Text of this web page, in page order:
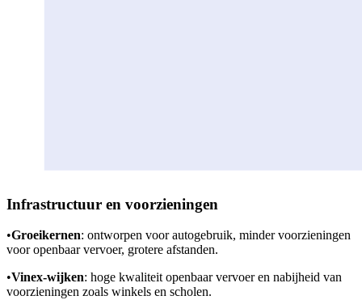
Infrastructuur en voorzieningen
•Groeikernen: ontworpen voor autogebruik, minder voorzieningen
voor openbaar vervoer, grotere afstanden.
•Vinex-wijken: hoge kwaliteit openbaar vervoer en nabijheid van
voorzieningen zoals winkels en scholen.